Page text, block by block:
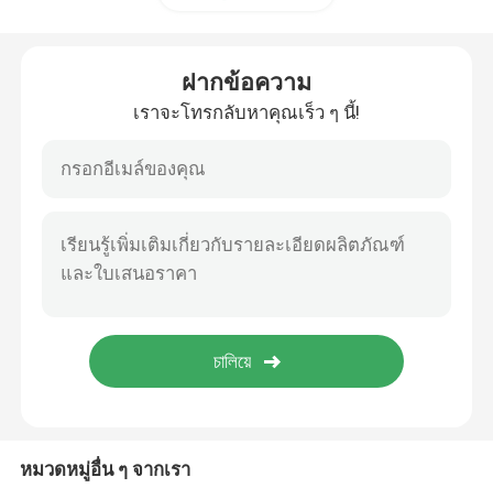
ฝากข้อความ
เราจะโทรกลับหาคุณเร็ว ๆ นี้!
หมวดหมู่อื่น ๆ จากเรา